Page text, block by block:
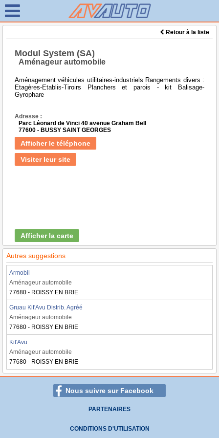
Retour à la liste
Modul System (SA)
Aménageur automobile
Aménagement véhicules utilitaires-industriels Rangements divers :
Etagères-Etablis-Tiroirs Planchers et parois - kit Balisage-
Gyrophare
Adresse :
Parc Léonard de Vinci 40 avenue Graham Bell
77600 - BUSSY SAINT GEORGES
Afficher le téléphone
Visiter leur site
Afficher la carte
Autres suggestions
Armobil
Aménageur automobile
77680 - ROISSY EN BRIE
Gruau Kit'Avu Distrib. Agréé
Aménageur automobile
77680 - ROISSY EN BRIE
Kit'Avu
Aménageur automobile
77680 - ROISSY EN BRIE
Nous suivre sur Facebook
PARTENAIRES
CONDITIONS D'UTILISATION